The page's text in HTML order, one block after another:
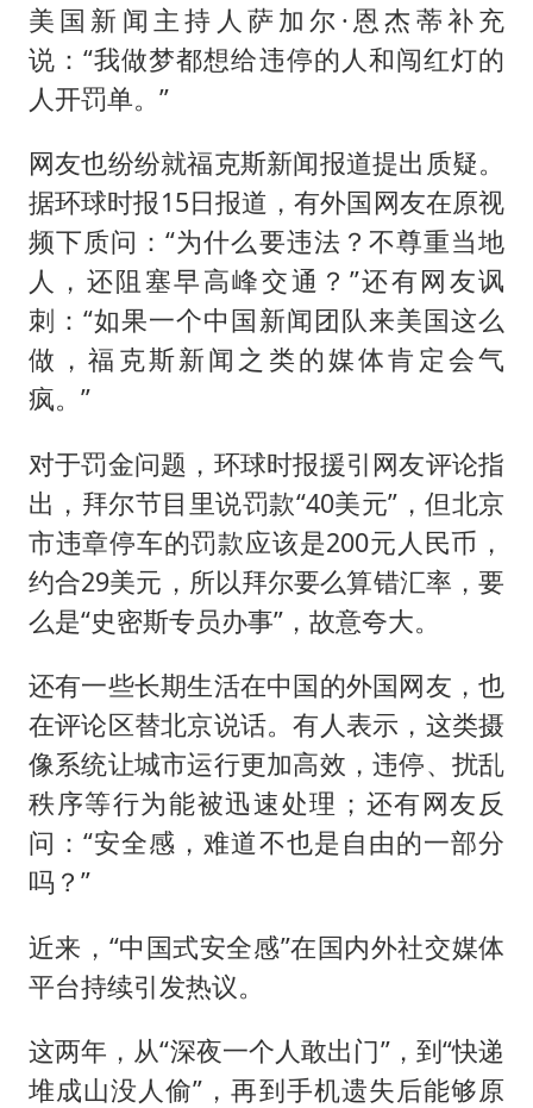
美国新闻主持人萨加尔·恩杰蒂补充
说：“我做梦都想给违停的人和闯红灯的
人开罚单。”
网友也纷纷就福克斯新闻报道提出质疑。
据环球时报15日报道，有外国网友在原视
频下质问：“为什么要违法？不尊重当地
人，还阻塞早高峰交通？”还有网友讽
刺：“如果一个中国新闻团队来美国这么
做，福克斯新闻之类的媒体肯定会气
疯。”
对于罚金问题，环球时报援引网友评论指
出，拜尔节目里说罚款“40美元”，但北京
市违章停车的罚款应该是200元人民币，
约合29美元，所以拜尔要么算错汇率，要
么是“史密斯专员办事”，故意夸大。
还有一些长期生活在中国的外国网友，也
在评论区替北京说话。有人表示，这类摄
像系统让城市运行更加高效，违停、扰乱
秩序等行为能被迅速处理；还有网友反
问：“安全感，难道不也是自由的一部分
吗？”
近来，“中国式安全感”在国内外社交媒体
平台持续引发热议。
这两年，从“深夜一个人敢出门”，到“快递
堆成山没人偷”，再到手机遗失后能够原